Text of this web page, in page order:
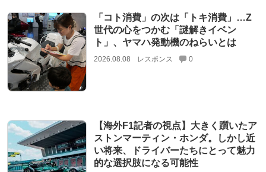
「コト消費」の次は「トキ消費」…Z
世代の心をつかむ「謎解きイベン
ト」、ヤマハ発動機のねらいとは
2026.08.08 レスポンス 0
【海外F1記者の視点】大きく躓いたア
ストンマーティン・ホンダ。しかし近
い将来、ドライバーたちにとって魅力
的な選択肢になる可能性